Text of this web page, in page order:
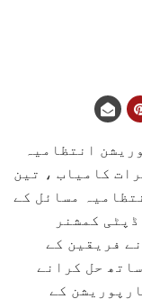
انتظامیہ
کامیاب ، تین
مسائل کے
کمشنر
فریقین کے
حل کرانے
کے